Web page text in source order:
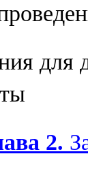
для
2.